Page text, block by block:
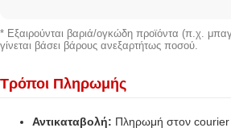
* Εξαιρούνται βαριά/ογκώδη προϊόντα (π.χ.
γίνεται βάσει βάρους ανεξαρτήτως ποσού.
Τρόποι Πληρωμής
Αντικαταβολή: Πληρωμή στον